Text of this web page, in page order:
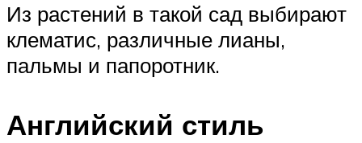
Из растений в такой сад выбирают
клематис, различные лианы,
пальмы и папоротник.
Английский стиль